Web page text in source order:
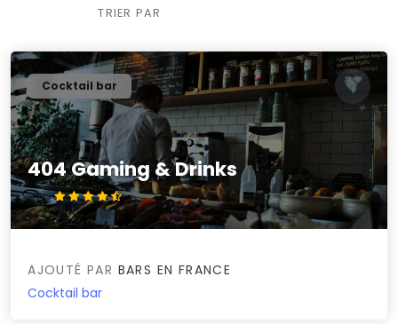
TRIER PAR
404 Gaming & Drinks
4.7/5
Cocktail bar
AJOUTÉ PAR BARS EN FRANCE
Cocktail bar